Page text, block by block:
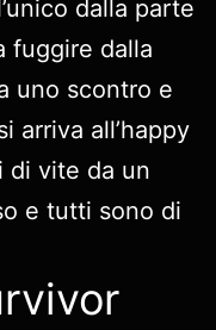
dalla parte
fuggire dalla
uno scontro e
arriva all’happy
di vite da un
e tutti sono di